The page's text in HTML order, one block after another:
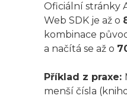
Oficiální stránky
Web SDK je až o
kombinace
a načítá se až o
Příklad z praxe:
menší čísla